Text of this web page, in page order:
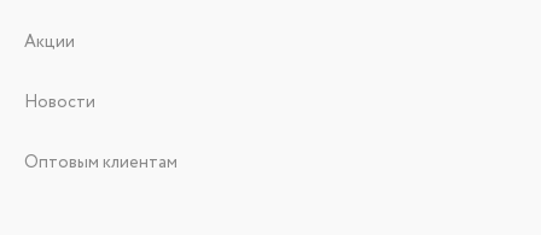
Акции
Новости
Оптовым клиентам